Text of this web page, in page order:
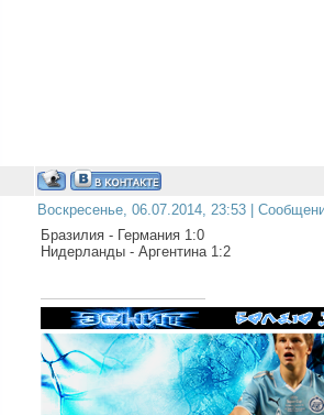
Воскресенье, 06.07.2014, 23:53 |
Бразилия - Германия 1:0
Нидерланды - Аргентина 1:2